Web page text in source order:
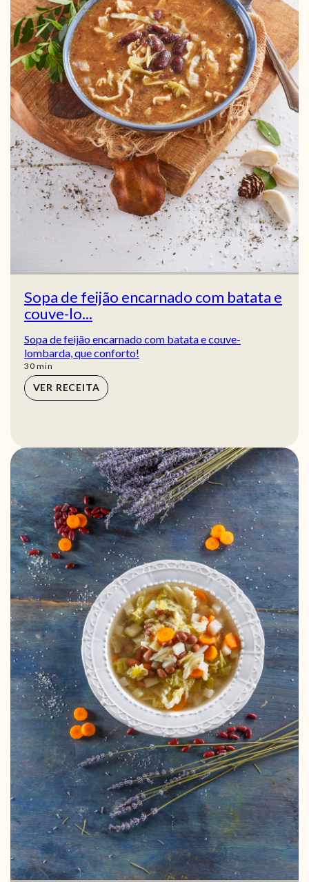
Sopa de feijão encarnado com batata e
couve-lo...
Sopa de feijão encarnado com batata e couve-
lombarda, que conforto!
30min
min
VER RECEITA